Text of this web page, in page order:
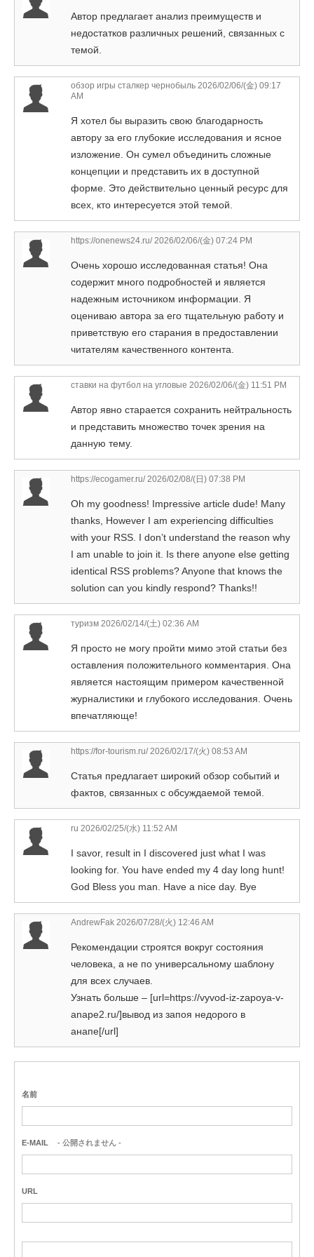
Автор предлагает анализ преимуществ и
недостатков различных решений, связанных с
темой.
обзор игры сталкер чернобыль 2026/02/06/(金) 09:17
AM
Я хотел бы выразить свою благодарность
автору за его глубокие исследования и ясное
изложение. Он сумел объединить сложные
концепции и представить их в доступной
форме. Это действительно ценный ресурс для
всех, кто интересуется этой темой.
https://onenews24.ru/2026/02/06/(金) 07:24 PM
Очень хорошо исследованная статья! Она
содержит много подробностей и является
надежным источником информации. Я
оцениваю автора за его тщательную работу и
приветствую его старания в предоставлении
читателям качественного контента.
ставки на футбол на угловые 2026/02/06/(金) 11:51 PM
Автор явно старается сохранить нейтральность
и представить множество точек зрения на
данную тему.
https://ecogamer.ru/2026/02/08/(日) 07:38 PM
Oh my goodness! Impressive article dude! Many
thanks, However I am experiencing difficulties
with your RSS. I don’t understand the reason why
I am unable to join it. Is there anyone else getting
identical RSS problems? Anyone that knows the
solution can you kindly respond? Thanks!!
туризм 2026/02/14/(土) 02:36 AM
Я просто не могу пройти мимо этой статьи без
оставления положительного комментария. Она
является настоящим примером качественной
журналистики и глубокого исследования. Очень
впечатляюще!
https://for-tourism.ru/2026/02/17/(火) 08:53 AM
Статья предлагает широкий обзор событий и
фактов, связанных с обсуждаемой темой.
ru 2026/02/25/(水) 11:52 AM
I savor, result in I discovered just what I was
looking for. You have ended my 4 day long hunt!
God Bless you man. Have a nice day. Bye
AndrewFak 2026/07/28/(火) 12:46 AM
Рекомендации строятся вокруг состояния
человека, а не по универсальному шаблону
для всех случаев.
Узнать больше – [url=https://vyvod-iz-zapoya-v-
anape2.ru/]вывод из запоя недорого в
анапе[/url]
名前
E-MAIL - 公開されません -
URL